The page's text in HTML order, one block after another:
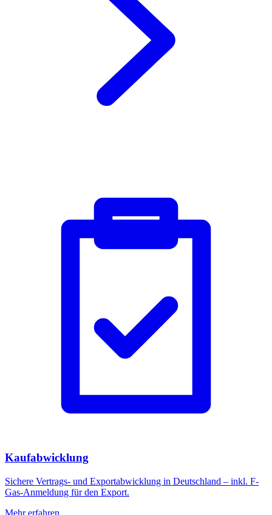
Kaufabwicklung
Sichere Vertrags- und Exportabwicklung in Deutschland – inkl. F-
Gas-Anmeldung für den Export.
Mehr erfahren